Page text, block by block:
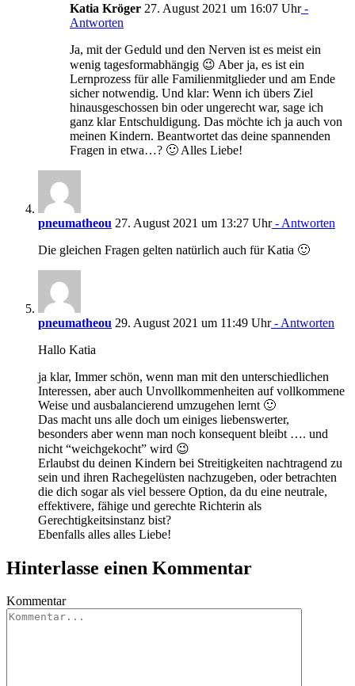
Katia Kröger 27. August 2021 um 16:07 Uhr-
Antworten
Ja, mit der Geduld und den Nerven ist es meist ein
wenig tagesformabhängig 😉 Aber ja, es ist ein
Lernprozess für alle Familienmitglieder und am Ende
sicher notwendig. Und klar: Wenn ich übers Ziel
hinausgeschossen bin oder ungerecht war, sage ich
ganz klar Entschuldigung. Das möchte ich ja auch von
meinen Kindern. Beantwortet das deine spannenden
Fragen in etwa…? 🙂 Alles Liebe!
pneumatheou 27. August 2021 um 13:27 Uhr- Antworten
Die gleichen Fragen gelten natürlich auch für Katia 🙂
pneumatheou 29. August 2021 um 11:49 Uhr- Antworten
Hallo Katia
ja klar, Immer schön, wenn man mit den unterschiedlichen
Interessen, aber auch Unvollkommenheiten auf vollkommene
Weise und ausbalancierend umzugehen lernt 🙂
Das macht uns alle doch um einiges liebenswerter,
besonders aber wenn man noch konsequent bleibt …. und
nicht “weichgekocht” wird 😉
Erlaubst du deinen Kindern bei Streitigkeiten nachtragend zu
sein und ihren Rachegelüsten nachzugeben, oder betrachten
die dich sogar als viel bessere Option, da du eine neutrale,
effektivere, fähige und gerechte Richterin als
Gerechtigkeitsinstanz bist?
Ebenfalls alles alles Liebe!
Hinterlasse einen Kommentar
Kommentar